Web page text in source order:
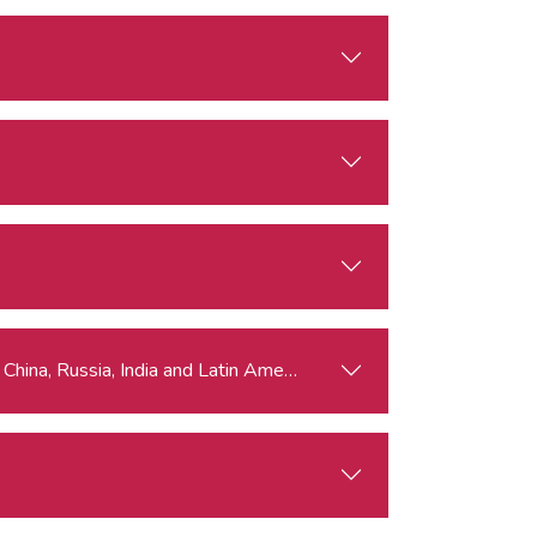
(Multipolar) World Order? Visions from China, Russia, India and Latin America - BOOKED OUT